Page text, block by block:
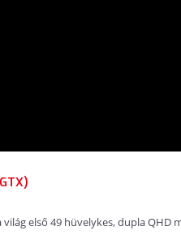
első 49 hüvelykes, dupla QHD